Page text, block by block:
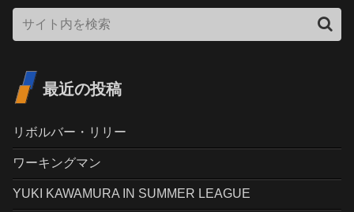
最近の投稿
リボルバー・リリー
ワーキングマン
YUKI KAWAMURA IN SUMMER LEAGUE